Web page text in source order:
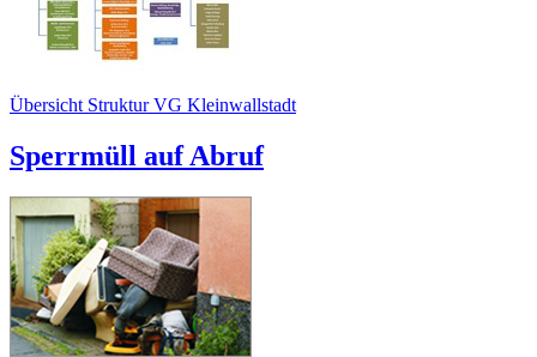
Übersicht Struktur VG Kleinwallstadt
Sperrmüll auf Abruf